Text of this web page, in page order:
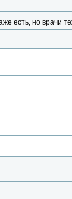
есть, но врачи